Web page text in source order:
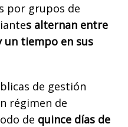
por grupos de
s alternan entre
un tiempo en sus
de gestión
régimen de
de quince días de